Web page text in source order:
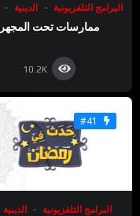
البرامج التلفزيونية الدينية
ممارسات تحت المجهر
10.2K
#41
البرامج التلفزيونية
الدينية